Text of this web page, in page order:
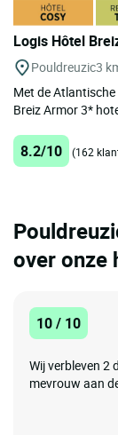
Logis Hôtel
Pouldreuzic3
Met de
Breiz Armor 3*
8.2/10 (162
over onze
10 / 10
Wij verbleven 2
mevrouw aan